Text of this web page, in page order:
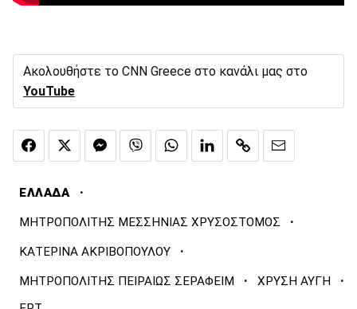
Ακολουθήστε το CNN Greece στο κανάλι μας στο
YouTube
ΕΛΛΑΔΑ ·
ΜΗΤΡΟΠΟΛΙΤΗΣ ΜΕΣΣΗΝΙΑΣ ΧΡΥΣΟΣΤΟΜΟΣ ·
ΚΑΤΕΡΙΝΑ ΑΚΡΙΒΟΠΟΥΛΟΥ ·
ΜΗΤΡΟΠΟΛΙΤΗΣ ΠΕΙΡΑΙΩΣ ΣΕΡΑΦΕΙΜ · ΧΡΥΣΗ ΑΥΓΗ ·